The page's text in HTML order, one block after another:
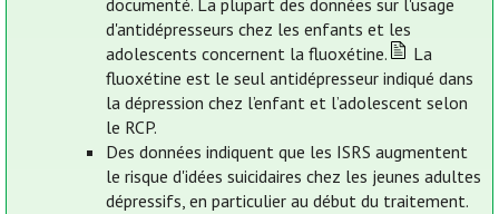
documenté. La plupart des données sur l'usage
d'antidépresseurs chez les enfants et les
adolescents concernent la fluoxétine.
La
fluoxétine est le seul antidépresseur indiqué dans
la dépression chez l’enfant et l’adolescent selon
le RCP.
Des données indiquent que les ISRS augmentent
le risque d'idées suicidaires chez les jeunes adultes
dépressifs, en particulier au début du traitement.